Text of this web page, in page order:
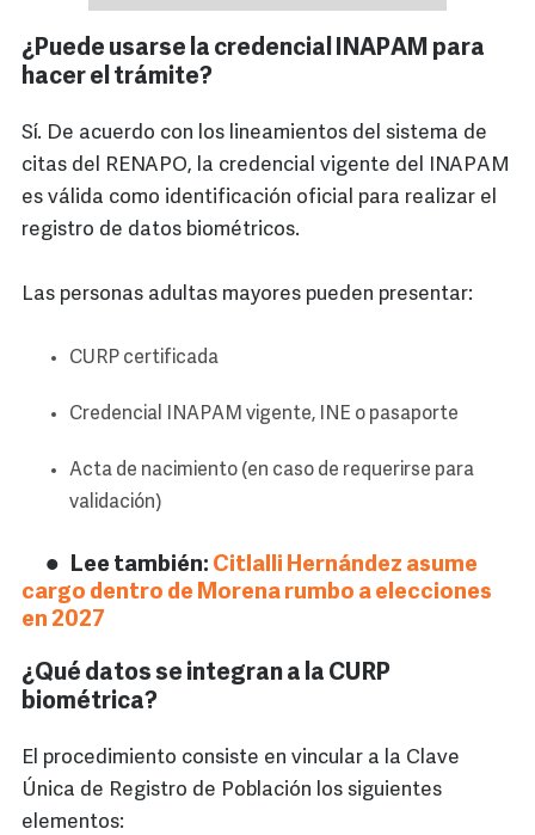
¿Puede usarse la credencial INAPAM para
hacer el trámite?
Sí. De acuerdo con los lineamientos del sistema de
citas del RENAPO, la credencial vigente del INAPAM
es válida como identificación oficial para realizar el
registro de datos biométricos.
Las personas adultas mayores pueden presentar:
CURP certificada
Credencial INAPAM vigente, INE o pasaporte
Acta de nacimiento (en caso de requerirse para
validación)
Lee también: Citlalli Hernández asume
cargo dentro de Morena rumbo a elecciones
en 2027
¿Qué datos se integran a la CURP
biométrica?
El procedimiento consiste en vincular a la Clave
Única de Registro de Población los siguientes
elementos: